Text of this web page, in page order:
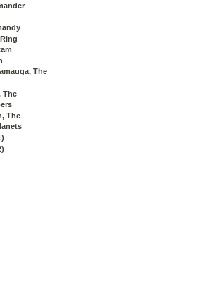
The
The
The